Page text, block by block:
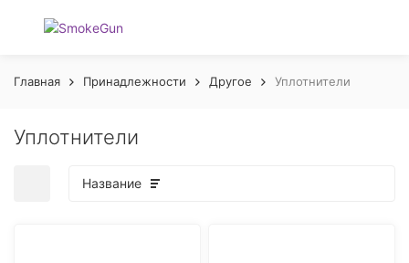
Главная Принадлежности Другое Уплотнители
Уплотнители
Название